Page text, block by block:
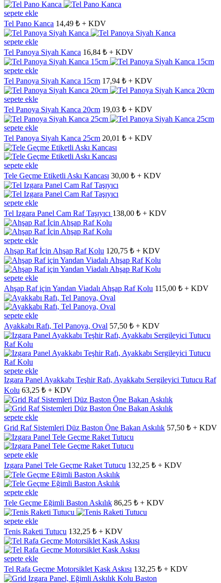
sepete ekle
Tel Pano Kanca 14,49 ₺ + KDV
sepete ekle
Tel Panoya Siyah Kanca 16,84 ₺ + KDV
sepete ekle
Tel Panoya Siyah Kanca 15cm 17,94 ₺ + KDV
sepete ekle
Tel Panoya Siyah Kanca 20cm 19,03 ₺ + KDV
sepete ekle
Tel Panoya Siyah Kanca 25cm 20,01 ₺ + KDV
sepete ekle
Tele Geçme Etiketli Askı Kancası 30,00 ₺ + KDV
sepete ekle
Tel Izgara Panel Cam Raf Taşıyıcı 138,00 ₺ + KDV
sepete ekle
Ahşap Raf İçin Ahşap Raf Kolu 120,75 ₺ + KDV
sepete ekle
Ahşap Raf için Yandan Viadalı Ahşap Raf Kolu 115,00 ₺ + KDV
sepete ekle
Ayakkabı Rafı, Tel Panoya, Oval 57,50 ₺ + KDV
sepete ekle
Izgara Panel Ayakkabı Teşhir Rafı, Ayakkabı Sergileyici Tutucu Raf
Kolu 63,25 ₺ + KDV
sepete ekle
Grid Raf Sistemleri Düz Baston Öne Bakan Askılık 57,50 ₺ + KDV
sepete ekle
Izgara Panel Tele Geçme Raket Tutucu 132,25 ₺ + KDV
sepete ekle
Tele Geçme Eğimli Baston Askılık 86,25 ₺ + KDV
sepete ekle
Tenis Raketi Tutucu 132,25 ₺ + KDV
sepete ekle
Tel Rafa Geçme Motorsiklet Kask Askısı 132,25 ₺ + KDV